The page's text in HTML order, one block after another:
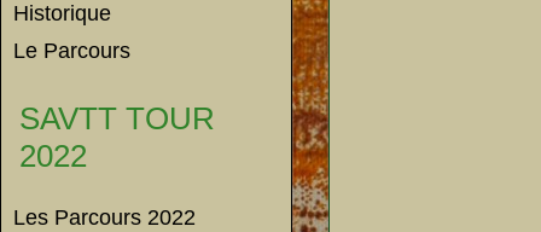
Historique
Le Parcours
SAVTT TOUR
2022
Les Parcours 2022